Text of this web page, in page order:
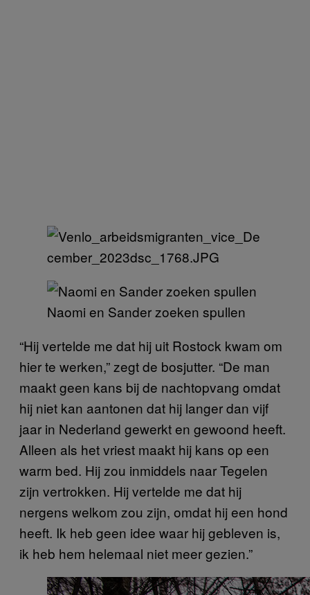
Naomi en Sander zoeken spullen
“Hij vertelde me dat hij uit Rostock kwam om
hier te werken,” zegt de bosjutter. “De man
maakt geen kans bij de nachtopvang omdat
hij niet kan aantonen dat hij langer dan vijf
jaar in Nederland gewerkt en gewoond heeft.
Alleen als het vriest maakt hij kans op een
warm bed. Hij zou inmiddels naar Tegelen
zijn vertrokken. Hij vertelde me dat hij
nergens welkom zou zijn, omdat hij een hond
heeft. Ik heb geen idee waar hij gebleven is,
ik heb hem helemaal niet meer gezien.”